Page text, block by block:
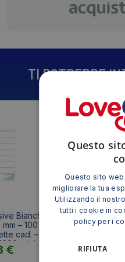
TI POTREBBE
Bianche
– 100 fogli
cad. –
etichette)
€
Etichette
Markin –
Questo
Questo sito
migliorare la tua
Utilizzando il
tutti i cookie in
policy per i
RIFIUTA